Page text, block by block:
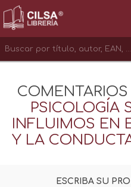
INICIAR SESIÓN
PSICOLOGÍA
INFLUIMOS EN
Y LA
ESCRIBA SU